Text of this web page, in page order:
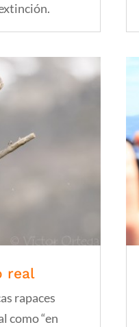
real
rapaces
como “en